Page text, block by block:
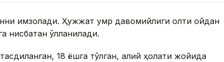
имзолади. Ҳужжат умр давомийлиги олти ойдан
қўлланилади.
18 ёшга тўлган, ақлий ҳолати жойида